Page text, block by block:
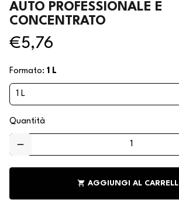
AUTO PROFESSIONALE E
CONCENTRATO
€5,76
Formato: 1 L
Quantità
remove
shopping_cart AGGIUNGI AL